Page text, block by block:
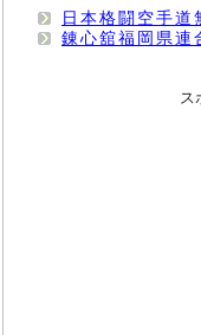
日本格闘空手道
錬心舘福岡県連
ス